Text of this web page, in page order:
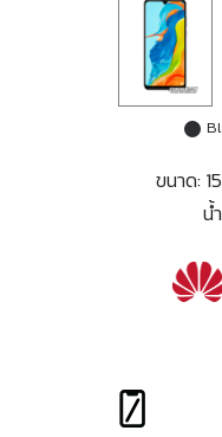
ขนาด:
น้